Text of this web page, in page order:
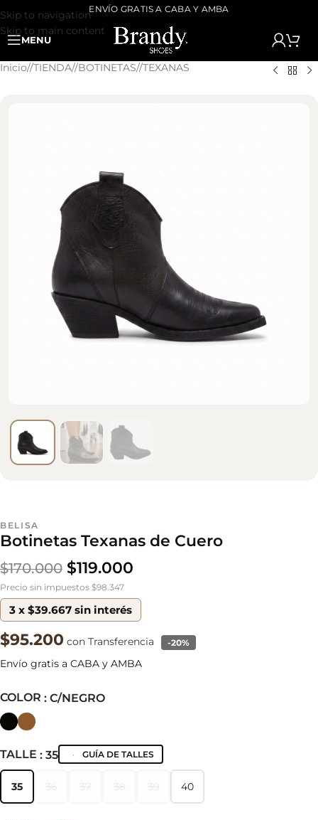
Skip to navigation
Skip to main content
ENVÍO GRATIS A CABA Y AMBA
MENU
Inicio/ TIENDA/ BOTINETAS/ TEXANAS
BELISA
Botinetas Texanas de Cuero
$170.000 $119.000
COLOR : C/NEGRO
TALLE : 35 GUÍA DE TALLES
35
35 40
40
Precio sin impuestos $98.347
3 x $39.667 sin interés
$95.200 con Transferencia -20%
Envío gratis a CABA y AMBA